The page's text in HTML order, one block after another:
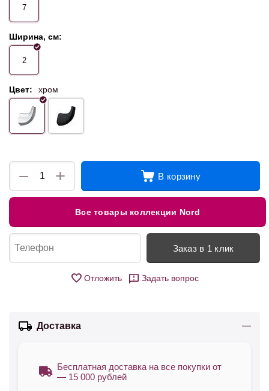
7
Ширина, см:
2
Цвет: хром
+
− В корзину
Все товары коллекции Nord
Заказ в 1 клик
Отложить Задать вопрос
Доставка
Бесплатная доставка на все покупки от
— 15 000 рублей